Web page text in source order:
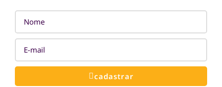
cadastrar